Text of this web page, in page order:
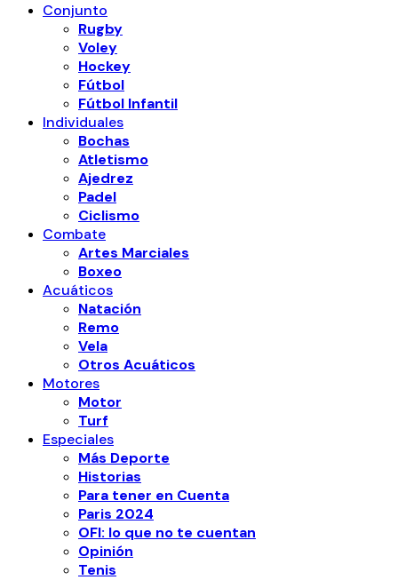
Conjunto
Rugby
Voley
Hockey
Fútbol
Fútbol Infantil
Individuales
Bochas
Atletismo
Ajedrez
Padel
Ciclismo
Combate
Artes Marciales
Boxeo
Acuáticos
Natación
Remo
Vela
Otros Acuáticos
Motores
Motor
Turf
Especiales
Más Deporte
Historias
Para tener en Cuenta
Paris 2024
OFI: lo que no te cuentan
Opinión
Tenis